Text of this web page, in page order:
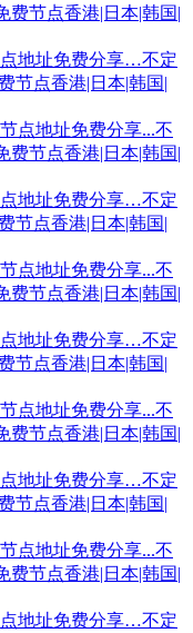
点地址免费分享…不定
节点香港|日本|韩国|
点地址免费分享…不定
节点香港|日本|韩国|
点地址免费分享…不定
节点香港|日本|韩国|
点地址免费分享…不定
节点香港|日本|韩国|
点地址免费分享…不定